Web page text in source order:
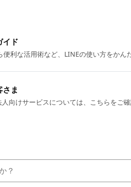
イド
便利な活用術など、LINEの使い方をかん
さま
向けサービスについては、こちらをご確